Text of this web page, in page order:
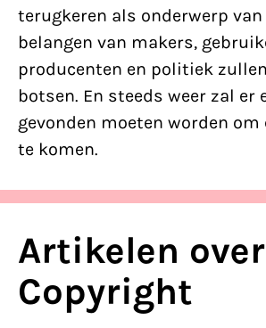
terugkeren als onderwerp van
belangen van makers,
producenten en politiek
botsen. En steeds weer zal er
gevonden moeten worden
te komen.
Artikelen over
Copyright